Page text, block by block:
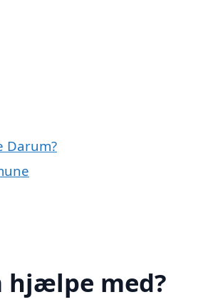
Darum?
hjælpe med?